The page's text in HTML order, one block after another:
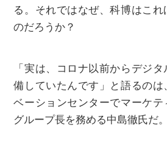
る。それではなぜ、科博はこ
のだろうか？
「実は、コロナ以前からデジ
備していたんです」と語るのは
ベーションセンターでマーケテ
グループ長を務める中島徹氏だ。